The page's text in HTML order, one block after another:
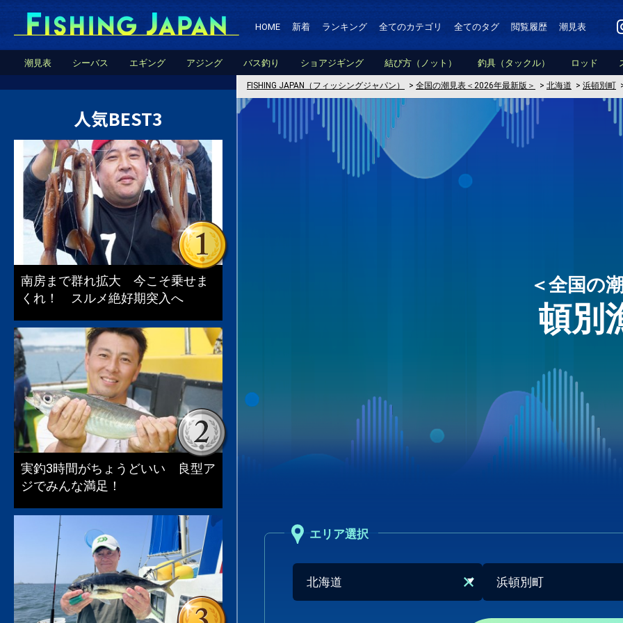
HOME 新着 ランキング 全てのカテゴリ 全てのタグ 閲覧履歴 潮見表
潮見表 シーバス エギング アジング バス釣り ショアジギング 結び方（ノット） 釣具（タックル） ロッド
FISHING JAPAN（フィッシングジャパン） > 全国の潮見表＜2026年最新版＞ > 北海道 > 浜頓別町
＜全国の
頓別
エリア選択
人気BEST3
南房まで群れ拡大 今こそ乗せま
くれ！ スルメ絶好期突入へ
実釣3時間がちょうどいい 良型ア
ジでみんな満足！